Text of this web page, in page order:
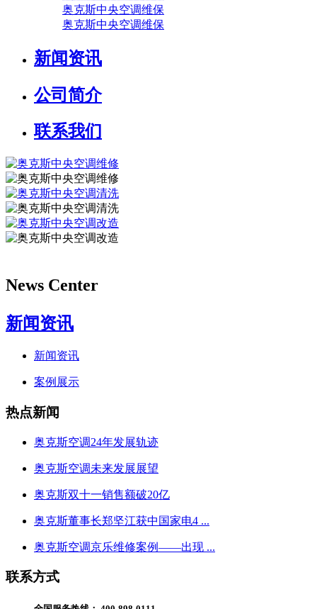
奥克斯中央空调维保
奥克斯中央空调维保
新闻资讯
公司简介
联系我们
News Center
新闻资讯
新闻资讯
案例展示
热点新闻
奥克斯空调24年发展轨迹
奥克斯空调未来发展展望
奥克斯双十一销售额破20亿
奥克斯董事长郑坚江获中国家电4 ...
奥克斯空调京乐维修案例——出现 ...
联系方式